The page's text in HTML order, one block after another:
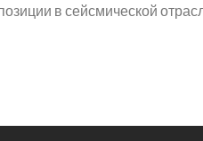
в сейсмической